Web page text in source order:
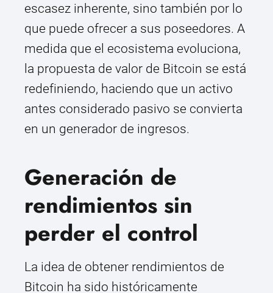
escasez inherente, sino también por lo
que puede ofrecer a sus poseedores. A
medida que el ecosistema evoluciona,
la propuesta de valor de Bitcoin se está
redefiniendo, haciendo que un activo
antes considerado pasivo se convierta
en un generador de ingresos.
Generación de
rendimientos sin
perder el control
La idea de obtener rendimientos de
Bitcoin ha sido históricamente